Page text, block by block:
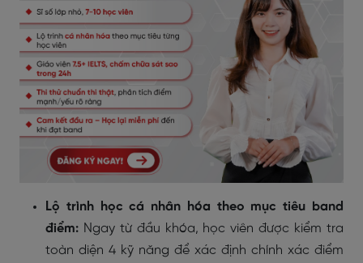
Lộ trình học cá nhân hóa theo mục tiêu band
điểm: Ngay từ đầu khóa, học viên được kiểm tra
toàn diện 4 kỹ năng để xác định chính xác điểm